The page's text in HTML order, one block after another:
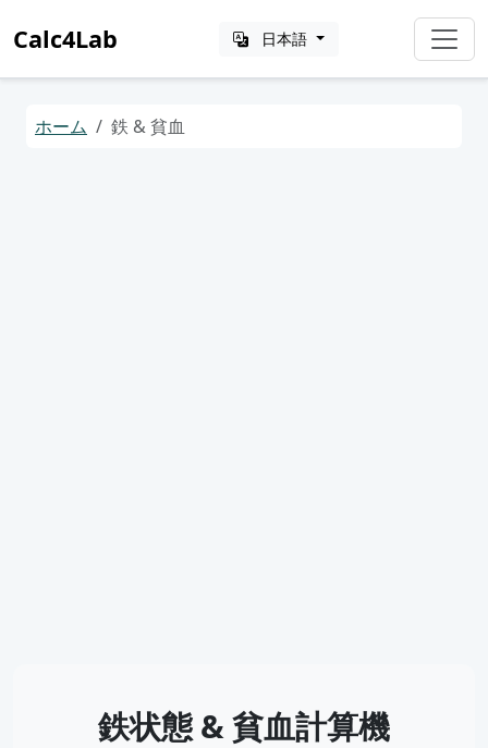
Calc4Lab 日本語
ホーム 鉄 & 貧血
鉄状態 & 貧血計算機